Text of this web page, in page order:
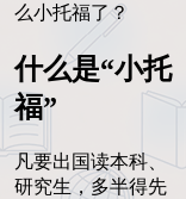
么小托福了？
什么是“小托
福”
凡要出国读本科、
研究生，多半得先